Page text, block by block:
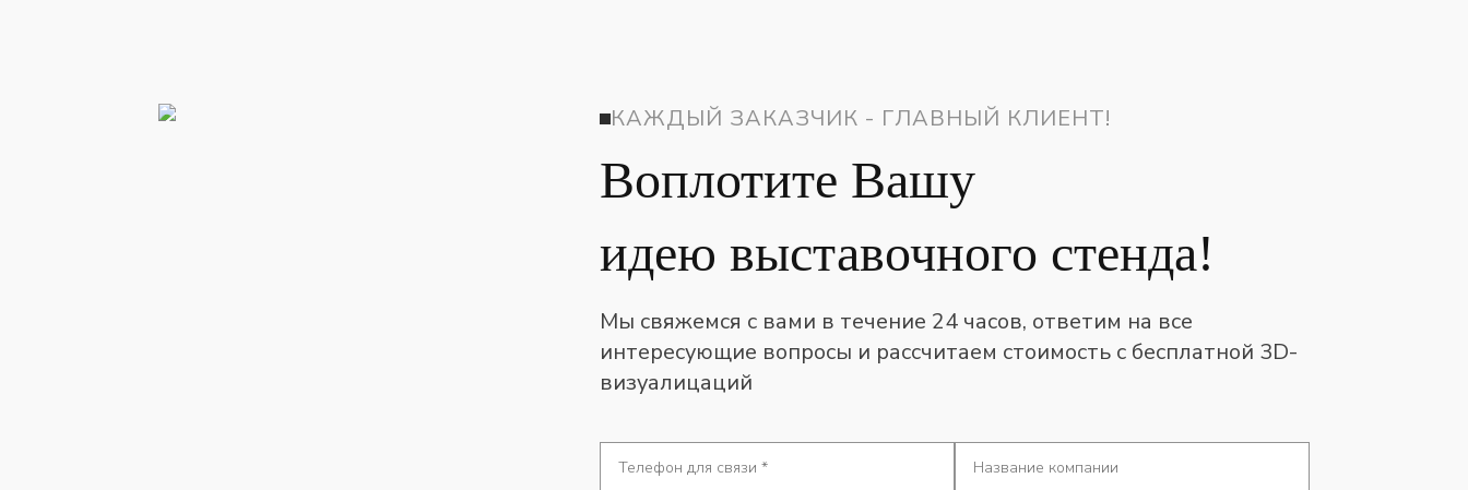
КАЖДЫЙ ЗАКАЗЧИК - ГЛАВНЫЙ КЛИЕНТ!
Воплотите Вашу
идею выставочного стенда!
Мы свяжемся с вами в течение 24 часов, ответим на все
интересующие вопросы и рассчитаем стоимость с бесплатной 3D-
визуалицаций